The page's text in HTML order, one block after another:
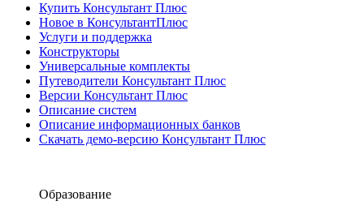
Купить Консультант Плюс
Новое в КонсультантПлюс
Услуги и поддержка
Конструкторы
Универсальные комплекты
Путеводители Консультант Плюс
Версии Консультант Плюс
Описание систем
Описание информационных банков
Скачать демо-версию Консультант Плюс
Образование